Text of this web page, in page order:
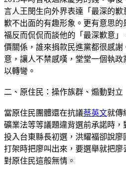
言人王閔生向外界表達「最深的
歉不出面的有趣形象。更有意思
福反而侃侃而談他的「最深歉意
價關係，誰來捐款民進黨都很感
意，讓人不禁感嘆，堂堂一個執
以轉彎。
二、原住民：操作族群、煽動對立
當原住民團體還在抗議蔡英文就傳
礦業法等等議題違背選前承諾時
投入台東縣長初選，洪耀福卻說
打架時把廖叫出來，要選舉就把
對原住民這般無情。